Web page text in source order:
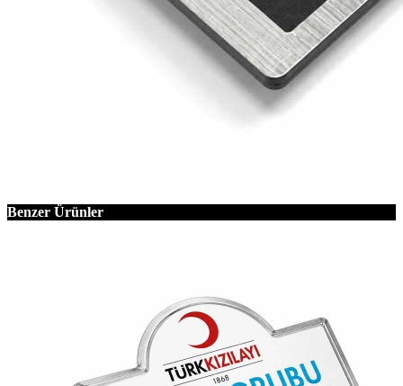
Benzer Ürünler